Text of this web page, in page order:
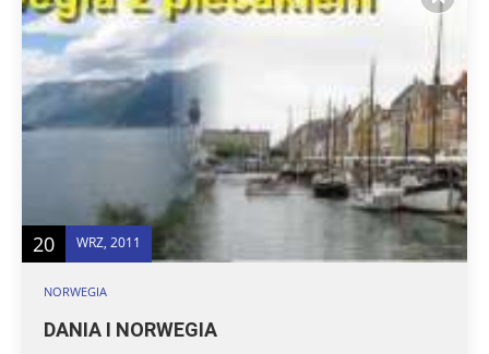
20 WRZ, 2011
NORWEGIA
DANIA I NORWEGIA